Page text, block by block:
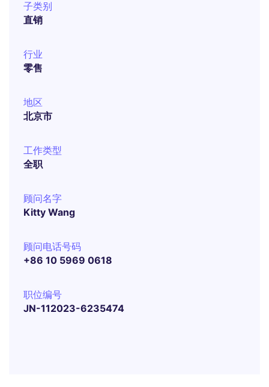
子类别
直销
行业
零售
地区
北京市
工作类型
全职
顾问名字
Kitty Wang
顾问电话号码
+86 10 5969 0618
职位编号
JN-112023-6235474